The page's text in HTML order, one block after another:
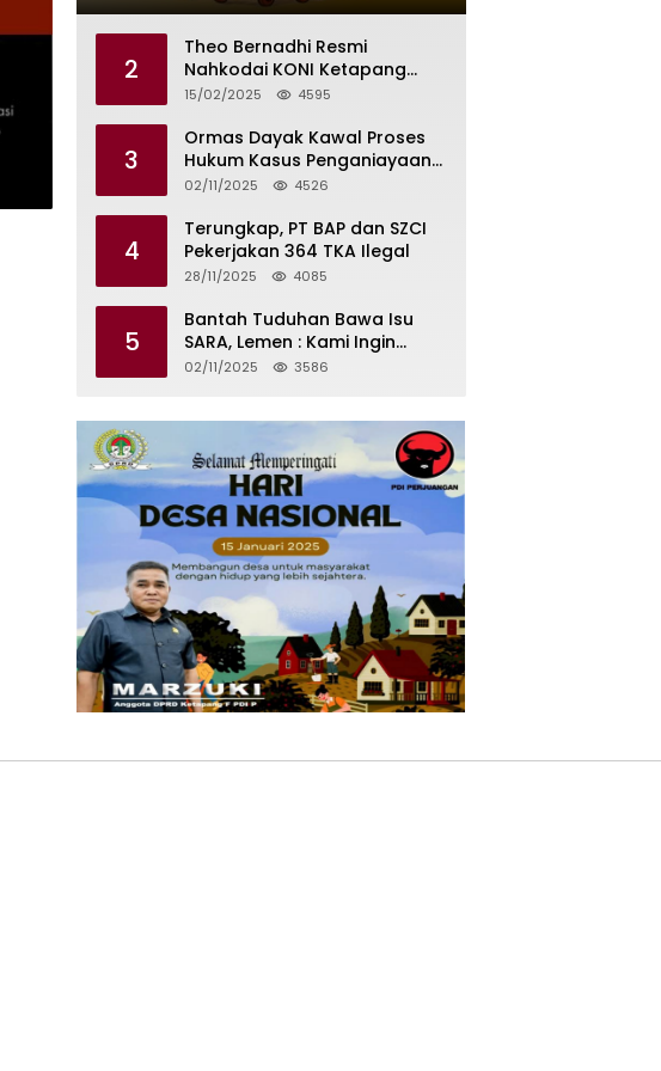
2
Theo Bernadhi Resmi
Nahkodai KONI Ketapang
Periode 2025 – 2029
15/02/2025 4595
3
Ormas Dayak Kawal Proses
Hukum Kasus Penganiayaan
Karyawan PT PTS
02/11/2025 4526
4
Terungkap, PT BAP dan SZCI
Pekerjakan 364 TKA Ilegal
28/11/2025 4085
5
Bantah Tuduhan Bawa Isu
SARA, Lemen : Kami Ingin
Meredam Gejolak Bukan
02/11/2025 3586